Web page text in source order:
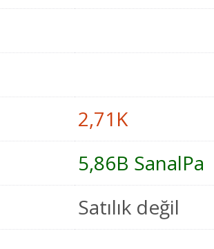
2,71K
5,86B SanalPa
Satılık değil